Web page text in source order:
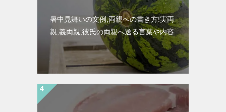
暑中見舞いの文例,両親への書き方!実両
親,義両親,彼氏の両親へ送る言葉や内容